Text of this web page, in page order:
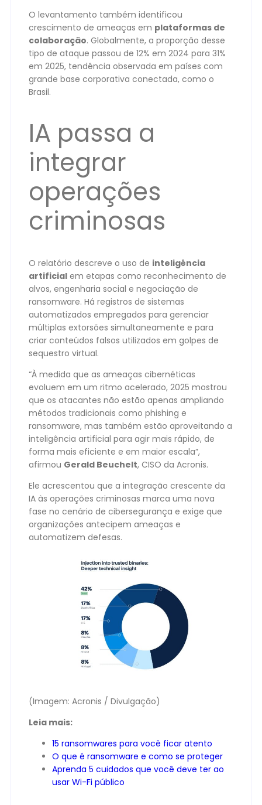
O levantamento também identificou
crescimento de ameaças em plataformas de
colaboração. Globalmente, a proporção desse
tipo de ataque passou de 12% em 2024 para 31%
em 2025, tendência observada em países com
grande base corporativa conectada, como o
Brasil.
IA passa a
integrar
operações
criminosas
O relatório descreve o uso de inteligência
artificial em etapas como reconhecimento de
alvos, engenharia social e negociação de
ransomware. Há registros de sistemas
automatizados empregados para gerenciar
múltiplas extorsões simultaneamente e para
criar conteúdos falsos utilizados em golpes de
sequestro virtual.
“À medida que as ameaças cibernéticas
evoluem em um ritmo acelerado, 2025 mostrou
que os atacantes não estão apenas ampliando
métodos tradicionais como phishing e
ransomware, mas também estão aproveitando a
inteligência artificial para agir mais rápido, de
forma mais eficiente e em maior escala”,
afirmou Gerald Beuchelt, CISO da Acronis.
Ele acrescentou que a integração crescente da
IA às operações criminosas marca uma nova
fase no cenário de cibersegurança e exige que
organizações antecipem ameaças e
automatizem defesas.
(Imagem: Acronis / Divulgação)
Leia mais:
15 ransomwares para você ficar atento
O que é ransomware e como se proteger
Aprenda 5 cuidados que você deve ter ao
usar Wi-Fi público